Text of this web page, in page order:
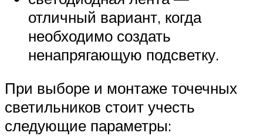
отличный вариант, когда
необходимо создать
ненапрягающую подсветку.
При выборе и монтаже точечных
светильников стоит учесть
следующие параметры: